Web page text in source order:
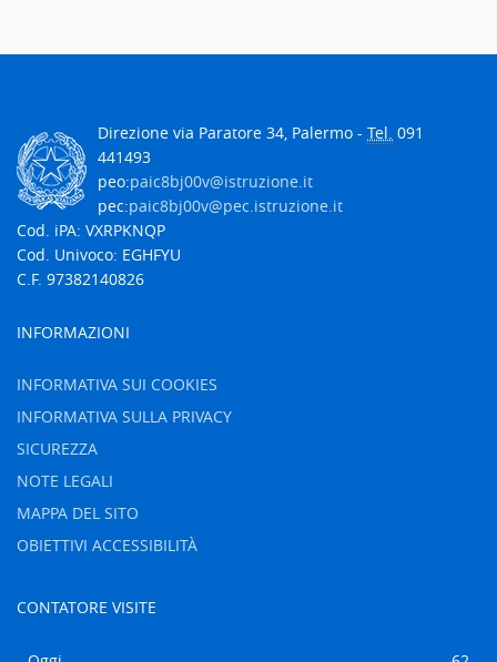
Direzione via Paratore 34, Palermo - Tel. 091
441493
peo:paic8bj00v@istruzione.it
pec:paic8bj00v@pec.istruzione.it
Cod. iPA: VXRPKNQP
Cod. Univoco: EGHFYU
C.F. 97382140826
INFORMAZIONI
INFORMATIVA SUI COOKIES
INFORMATIVA SULLA PRIVACY
SICUREZZA
NOTE LEGALI
MAPPA DEL SITO
OBIETTIVI ACCESSIBILITÀ
CONTATORE VISITE